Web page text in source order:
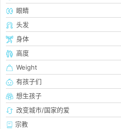
眼睛
头发
身体
高度
Weight
有孩子们
想生孩子
改变城市/国家的爱
宗教